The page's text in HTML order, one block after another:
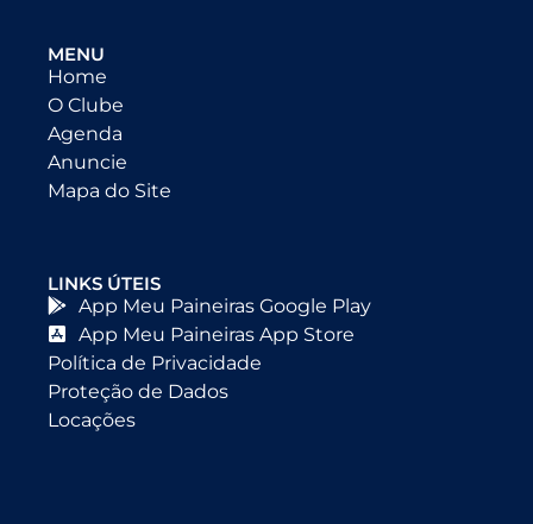
MENU
Home
O Clube
Agenda
Anuncie
Mapa do Site
LINKS ÚTEIS
App Meu Paineiras Google Play
App Meu Paineiras App Store
Política de Privacidade
Proteção de Dados
Locações